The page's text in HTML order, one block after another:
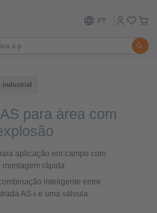
PT
industrial
para área com
aplicação em campo com
rápida
inteligente entre
AS-i e uma válvula